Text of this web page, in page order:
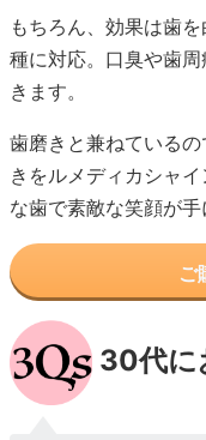
もちろん、効果は歯
種に対応。口臭や歯
きます。
歯磨きと兼ねている
きをルメディカシャ
な歯で素敵な笑顔が手
ご
30代に